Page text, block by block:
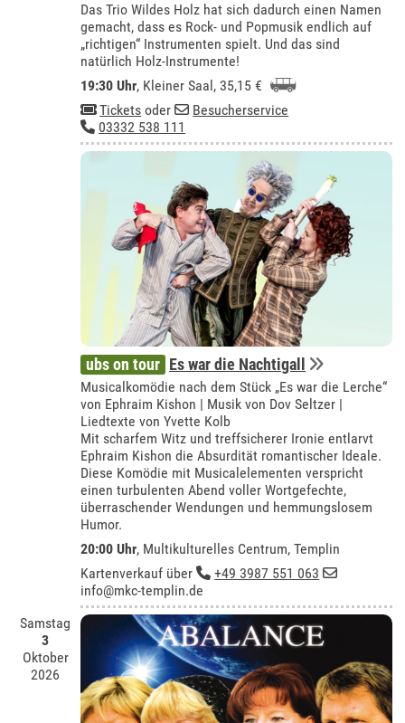
Das Trio Wildes Holz hat sich dadurch einen Namen
gemacht, dass es Rock- und Popmusik endlich auf
„richtigen“ Instrumenten spielt. Und das sind
natürlich Holz-Instrumente!
19:30 Uhr, Kleiner Saal , 35,15 €
Tickets oder
Besucherservice
03332 538 111
ubs on tour Es war die Nachtigall
Musicalkomödie nach dem Stück „Es war die Lerche“
von Ephraim Kishon | Musik von Dov Seltzer |
Liedtexte von Yvette Kolb
Mit scharfem Witz und treffsicherer Ironie entlarvt
Ephraim Kishon die Absurdität romantischer Ideale.
Diese Komödie mit Musicalelementen verspricht
einen turbulenten Abend voller Wortgefechte,
überraschender Wendungen und hemmungslosem
Humor.
20:00 Uhr, Multikulturelles Centrum, Templin
Kartenverkauf über
+49 3987 551 063
info@mkc-templin.de
Samstag
3
Oktober
2026